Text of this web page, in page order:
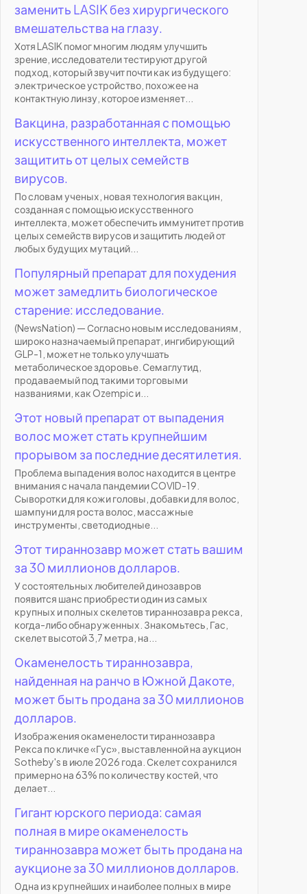
заменить LASIK без хирургического
вмешательства на глазу.
Хотя LASIK помог многим людям улучшить
зрение, исследователи тестируют другой
подход, который звучит почти как из будущего:
электрическое устройство, похожее на
контактную линзу, которое изменяет...
Вакцина, разработанная с помощью
искусственного интеллекта, может
защитить от целых семейств
вирусов.
По словам ученых, новая технология вакцин,
созданная с помощью искусственного
интеллекта, может обеспечить иммунитет против
целых семейств вирусов и защитить людей от
любых будущих мутаций...
Популярный препарат для похудения
может замедлить биологическое
старение: исследование.
(NewsNation) — Согласно новым исследованиям,
широко назначаемый препарат, ингибирующий
GLP-1, может не только улучшать
метаболическое здоровье. Семаглутид,
продаваемый под такими торговыми
названиями, как Ozempic и...
Этот новый препарат от выпадения
волос может стать крупнейшим
прорывом за последние десятилетия.
Проблема выпадения волос находится в центре
внимания с начала пандемии COVID-19.
Сыворотки для кожи головы, добавки для волос,
шампуни для роста волос, массажные
инструменты, светодиодные...
Этот тираннозавр может стать вашим
за 30 миллионов долларов.
У состоятельных любителей динозавров
появится шанс приобрести один из самых
крупных и полных скелетов тираннозавра рекса,
когда-либо обнаруженных. Знакомьтесь, Гас,
скелет высотой 3,7 метра, на...
Окаменелость тираннозавра,
найденная на ранчо в Южной Дакоте,
может быть продана за 30 миллионов
долларов.
Изображения окаменелости тираннозавра
Рекса по кличке «Гус», выставленной на аукцион
Sotheby's в июле 2026 года. Скелет сохранился
примерно на 63% по количеству костей, что
делает...
Гигант юрского периода: самая
полная в мире окаменелость
тираннозавра может быть продана на
аукционе за 30 миллионов долларов.
Одна из крупнейших и наиболее полных в мире